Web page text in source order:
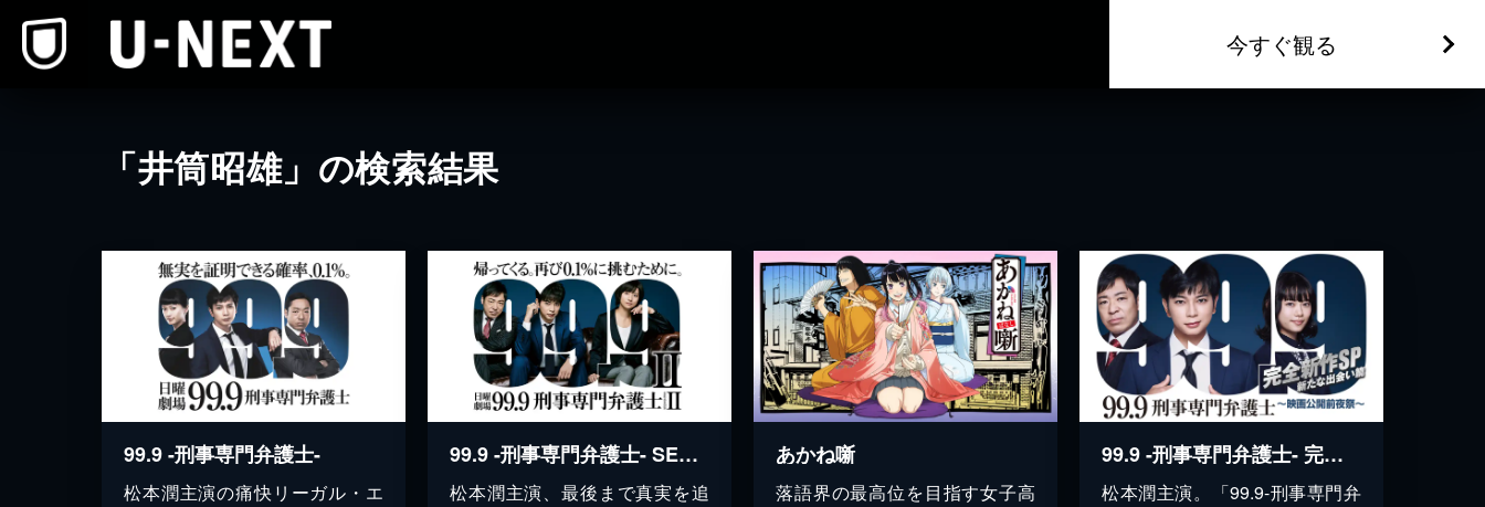
今すぐ観る
「井筒昭雄」の検索結果
99.9 -刑事専門弁護士-
松本潤主演の痛快リーガル・エ
99.9 -刑事専門弁護士- SEASONII
松本潤主演、最後まで真実を追
あかね噺
落語界の最高位を目指す女子高
99.9 -刑事専門弁護士- 完全新作SP新たな出会い篇～映画公開前夜祭～
松本潤主演。「99.9-刑事専門弁